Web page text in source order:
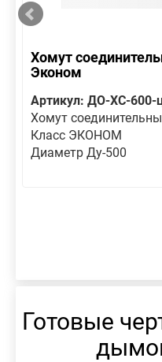
Хомут
Эконом
Артикул: ДО-ХС-600-
Хомут
Класс ЭКОНОМ
Диаметр Ду-500
Готовые